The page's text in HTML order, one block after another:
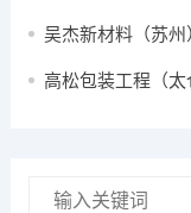
吴杰新材料（苏
高松包装工程（